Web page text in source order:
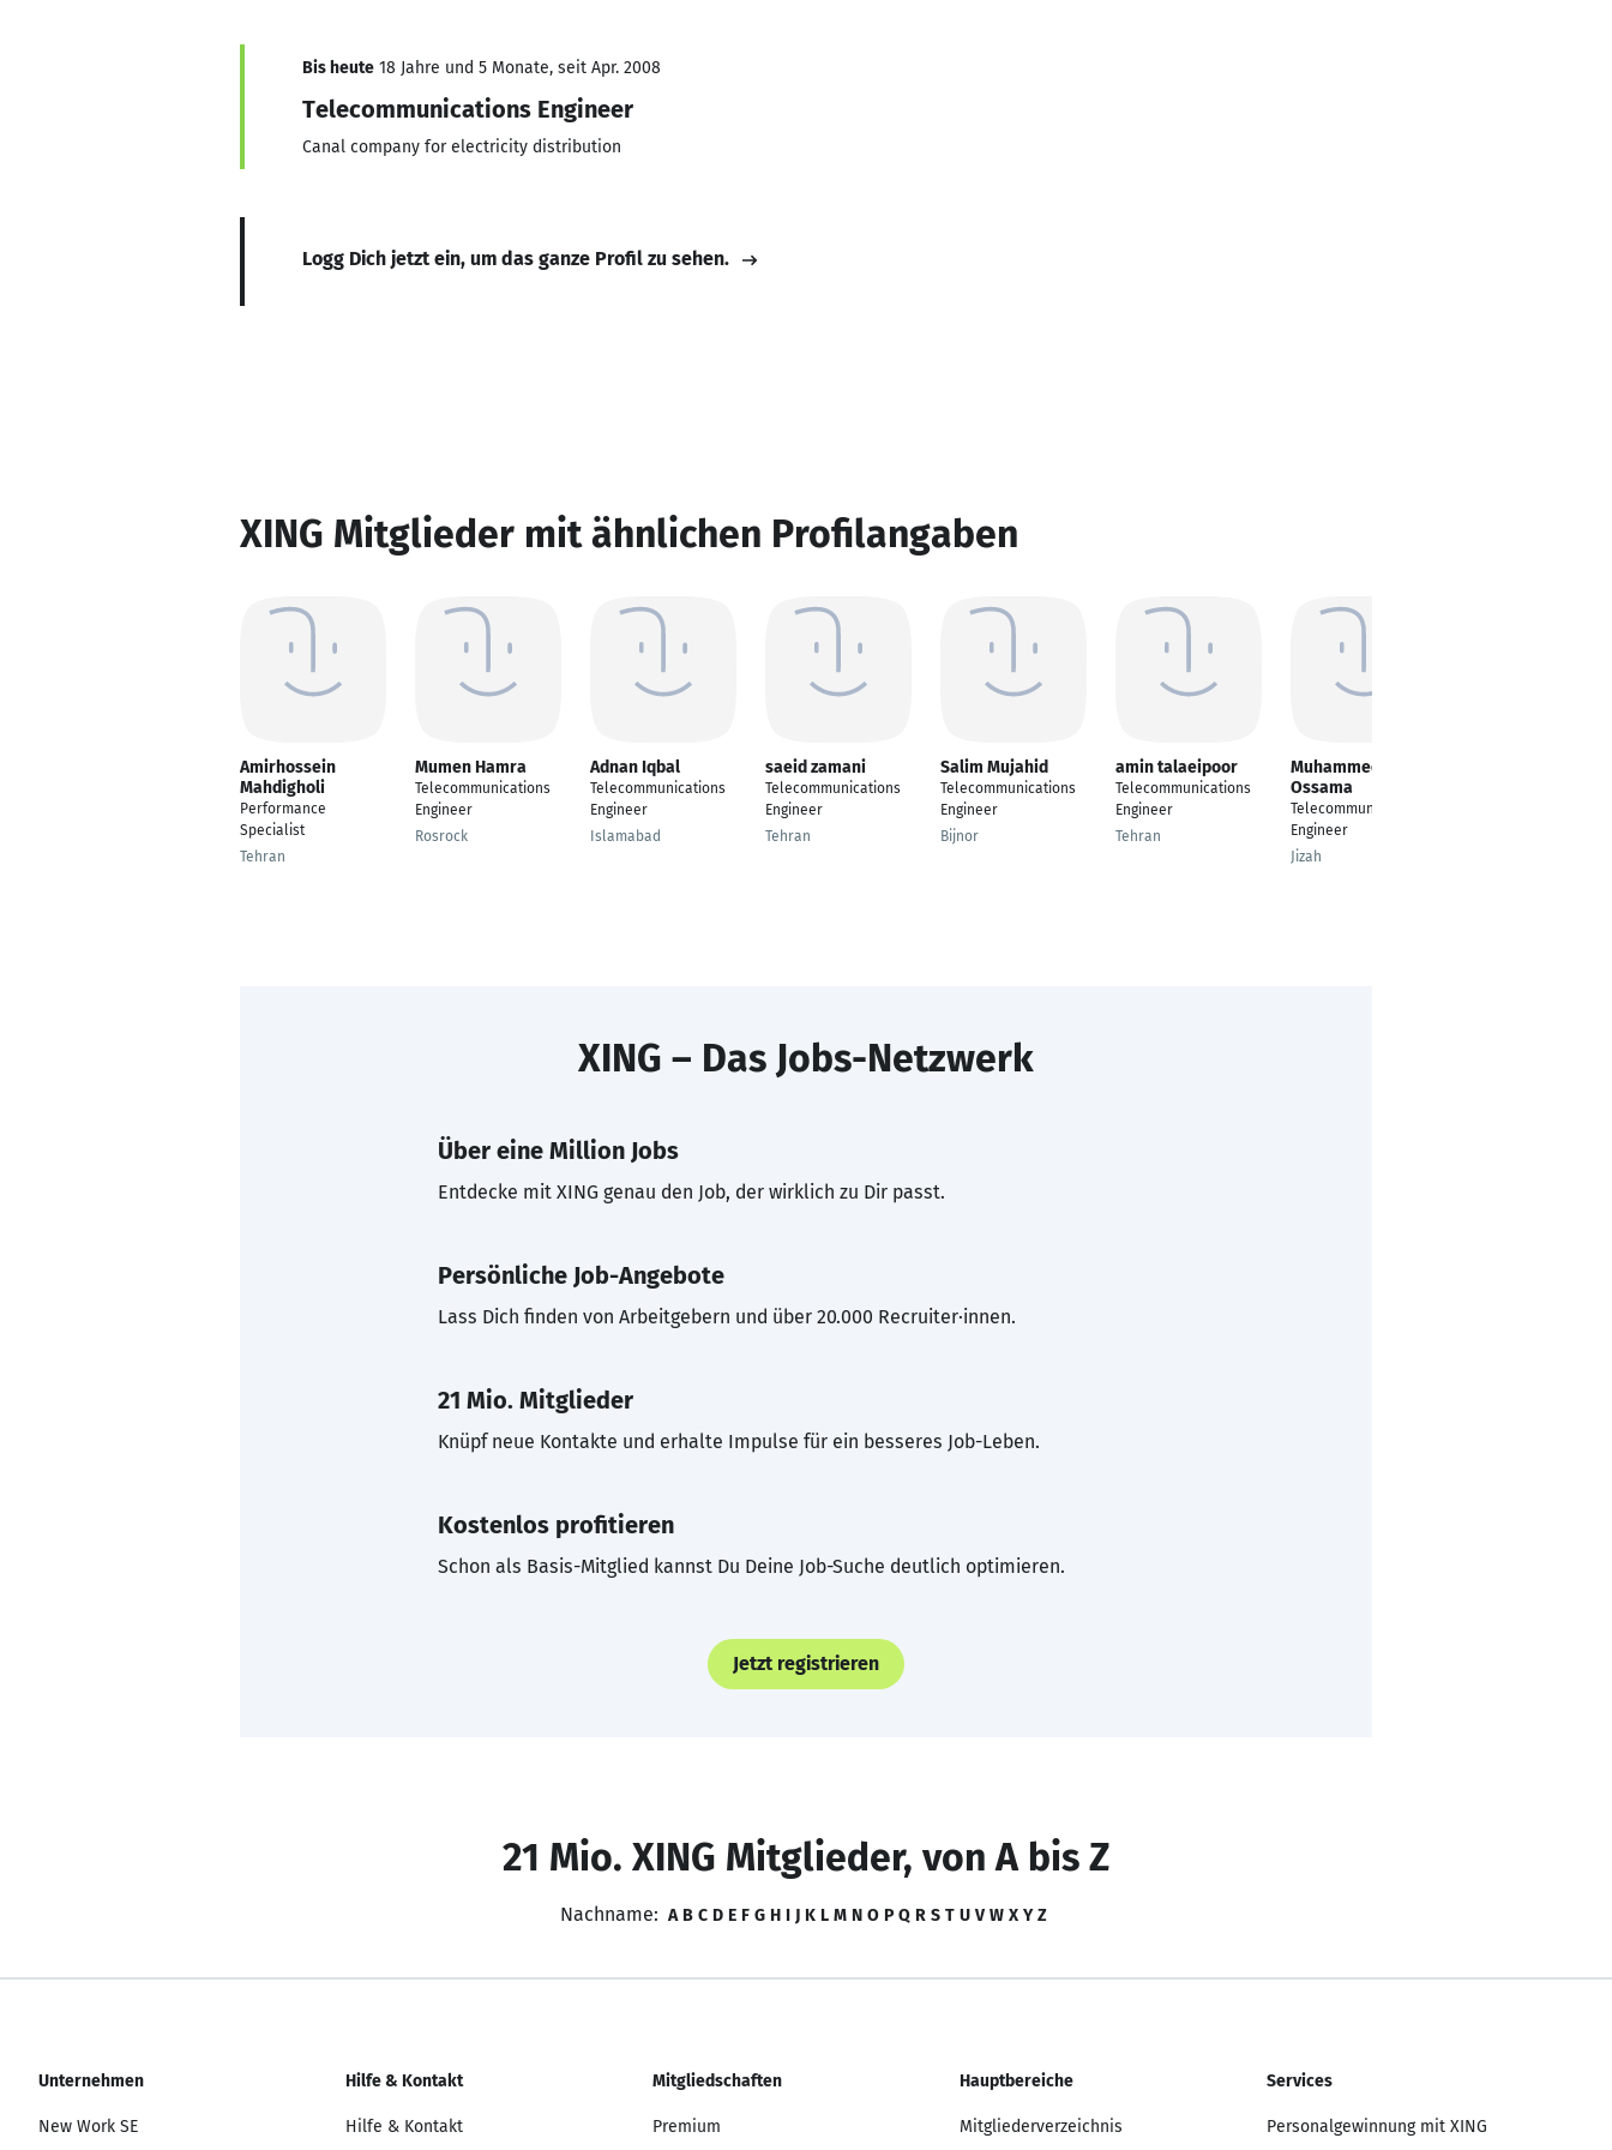
Bis heute 18 Jahre und 5 Monate, seit Apr. 2008
Telecommunications Engineer
Canal company for electricity distribution
Logg Dich jetzt ein, um das ganze Profil zu sehen.
XING Mitglieder mit ähnlichen Profilangaben
Amirhossein
Mahdigholi
Performance
Specialist
Tehran
Mumen Hamra
Telecommunications
Engineer
Rosrock
Adnan Iqbal
Telecommunications
Engineer
Islamabad
saeid zamani
Telecommunications
Engineer
Tehran
Salim Mujahid
Telecommunications
Engineer
Bijnor
amin talaeipoor
Telecommunications
Engineer
Tehran
Muhammed
Ossama
Telecommunications
Engineer
Jizah
XING – Das Jobs-Netzwerk
Über eine Million Jobs
Entdecke mit XING genau den Job, der wirklich zu Dir passt.
Persönliche Job-Angebote
Lass Dich finden von Arbeitgebern und über 20.000 Recruiter·innen.
21 Mio. Mitglieder
Knüpf neue Kontakte und erhalte Impulse für ein besseres Job-Leben.
Kostenlos profitieren
Schon als Basis-Mitglied kannst Du Deine Job-Suche deutlich optimieren.
Jetzt registrieren
21 Mio. XING Mitglieder, von A bis Z
Nachname: A B C D E F G H I J K L M N O P Q R S T U V W X Y Z
Unternehmen
New Work SE
Hilfe & Kontakt
Hilfe & Kontakt
Mitgliedschaften
Premium
Hauptbereiche
Mitgliederverzeichnis
Services
Personalgewinnung mit XING